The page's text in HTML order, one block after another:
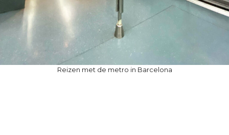
Reizen met de metro in Barcelona